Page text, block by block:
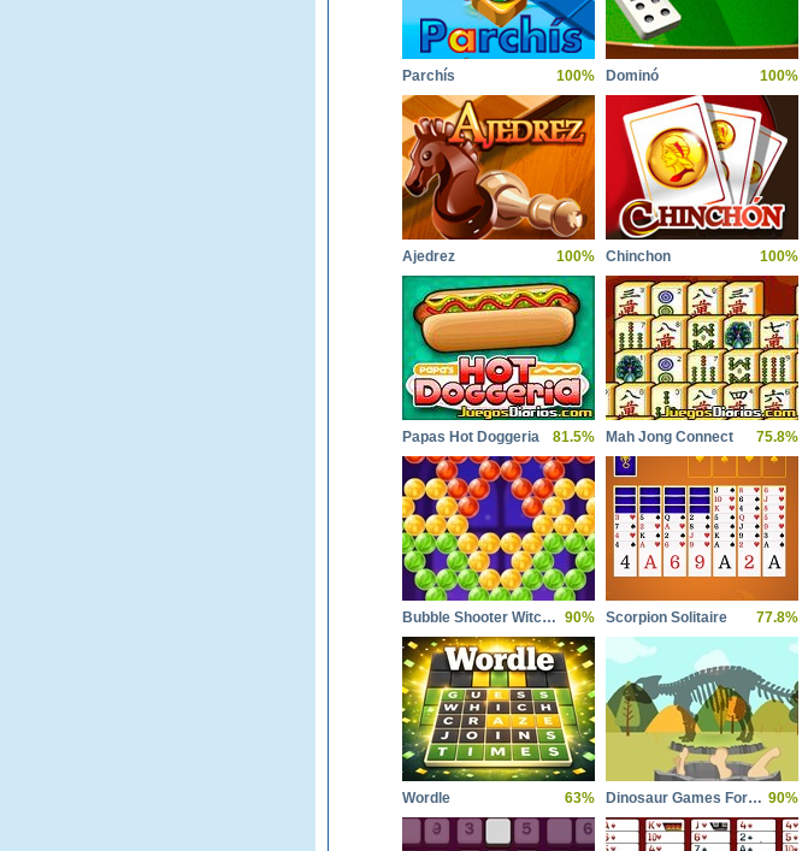
Parchís 100% Dominó 100%
Ajedrez 100% Chinchon 100%
Papas Hot Doggeria 81.5% Mah Jong Connect 75.8%
Bubble Shooter Witch Tower 2 90% Scorpion Solitaire 77.8%
Wordle 63% Dinosaur Games For Toddlers 90%